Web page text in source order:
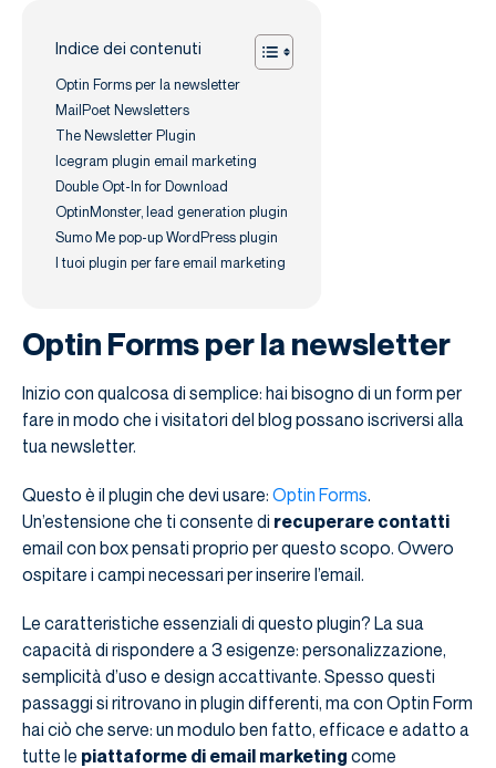
Indice dei contenuti
Optin Forms per la newsletter
MailPoet Newsletters
The Newsletter Plugin
Icegram plugin email marketing
Double Opt-In for Download
OptinMonster, lead generation plugin
Sumo Me pop-up WordPress plugin
I tuoi plugin per fare email marketing
Optin Forms per la newsletter
Inizio con qualcosa di semplice: hai bisogno di un form per
fare in modo che i visitatori del blog possano iscriversi alla
tua newsletter.
Questo è il plugin che devi usare: Optin Forms.
Un’estensione che ti consente di recuperare contatti
email con box pensati proprio per questo scopo. Ovvero
ospitare i campi necessari per inserire l’email.
Le caratteristiche essenziali di questo plugin? La sua
capacità di rispondere a 3 esigenze: personalizzazione,
semplicità d’uso e design accattivante. Spesso questi
passaggi si ritrovano in plugin differenti, ma con Optin Form
hai ciò che serve: un modulo ben fatto, efficace e adatto a
tutte le piattaforme di email marketing come